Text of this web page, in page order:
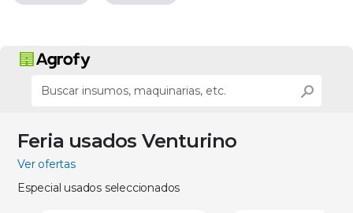
Feria usados Venturino
Ver ofertas
Especial usados seleccionados